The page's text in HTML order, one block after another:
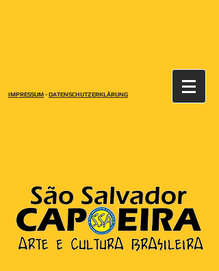
IMPRESSUM -DATENSCHUTZERKLÄRUNG